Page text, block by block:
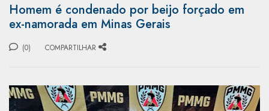
Homem é condenado por beijo forçado em
ex-namorada em Minas Gerais
(0) COMPARTILHAR